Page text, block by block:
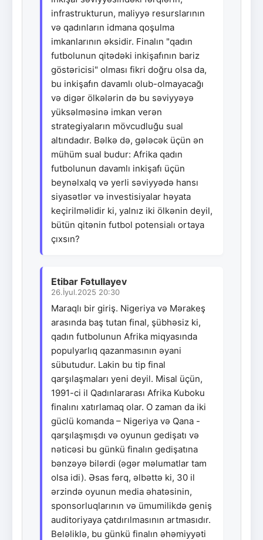
infrastrukturun, maliyyə resurslarının
və qadınların idmana qoşulma
imkanlarının əksidir. Finalın "qadın
futbolunun qitədəki inkişafının bariz
göstəricisi" olması fikri doğru olsa da,
bu inkişafın davamlı olub-olmayacağı
və digər ölkələrin də bu səviyyəyə
yüksəlməsinə imkan verən
strategiyaların mövcudluğu sual
altındadır. Bəlkə də, gələcək üçün ən
mühüm sual budur: Afrika qadın
futbolunun davamlı inkişafı üçün
beynəlxalq və yerli səviyyədə hansı
siyasətlər və investisiyalar həyata
keçirilməlidir ki, yalnız iki ölkənin deyil,
bütün qitənin futbol potensialı ortaya
çıxsın?
Etibar Fətullayev
26.İyul.2025 20:30
Maraqlı bir giriş. Nigeriya və Mərakeş
arasında baş tutan final, şübhəsiz ki,
qadın futbolunun Afrika miqyasında
populyarlıq qazanmasının əyani
sübutudur. Lakin bu tip final
qarşılaşmaları yeni deyil. Misal üçün,
1991-ci il Qadınlararası Afrika Kuboku
finalını xatırlamaq olar. O zaman da iki
güclü komanda – Nigeriya və Qana -
qarşılaşmışdı və oyunun gedişatı və
nəticəsi bu günkü finalın gedişatına
bənzəyə bilərdi (əgər məlumatlar tam
olsa idi). Əsas fərq, əlbəttə ki, 30 il
ərzində oyunun media əhatəsinin,
sponsorluqlarının və ümumilikdə geniş
auditoriyaya çatdırılmasının artmasıdır.
Beləliklə, bu günkü finalın əhəmiyyəti